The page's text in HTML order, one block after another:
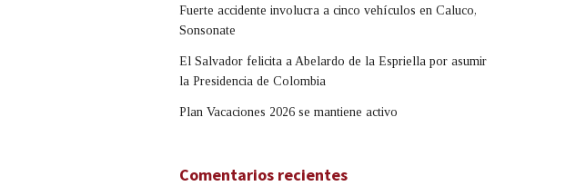
Fuerte accidente involucra a cinco vehículos en Caluco,
Sonsonate
El Salvador felicita a Abelardo de la Espriella por asumir
la Presidencia de Colombia
Plan Vacaciones 2026 se mantiene activo
Comentarios recientes